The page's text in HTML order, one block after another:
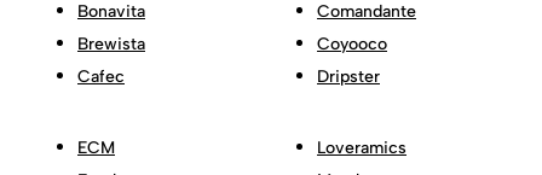
Bonavita
Brewista
Cafec
Comandante
Coyooco
Dripster
ECM
Loveramics